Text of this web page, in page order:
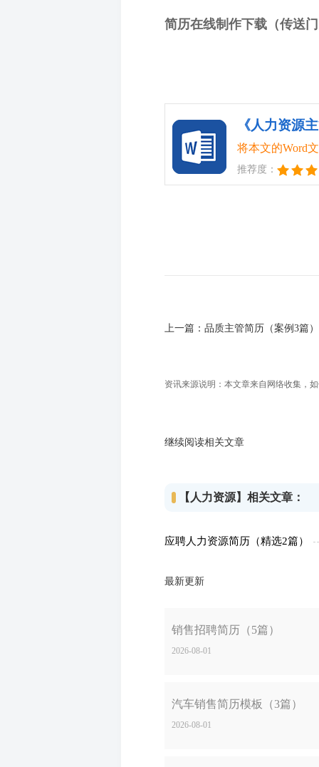
简历在线制作下载（传送
《人力资源
将本文的Word
推荐度：
上一篇： 品质主管简历（案例3篇）
资讯来源说明：本文章来自网络收集，
继续阅读相关文章
【人力资源】相关文章：
应聘人力资源简历（精选2篇）
最新更新
销售招聘简历（5篇）
2026-08-01
汽车销售简历模板（3篇）
2026-08-01